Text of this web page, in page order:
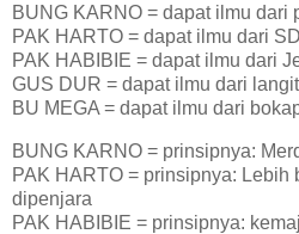
BUNG KARNO = dapat ilmu dari
PAK HARTO = dapat ilmu dari SD
PAK HABIBIE = dapat ilmu dari
GUS DUR = dapat ilmu dari langit
BU MEGA = dapat ilmu dari
BUNG KARNO = prinsipnya:
PAK HARTO = prinsipnya: Lebih
dipenjara
PAK HABIBIE = prinsipnya: